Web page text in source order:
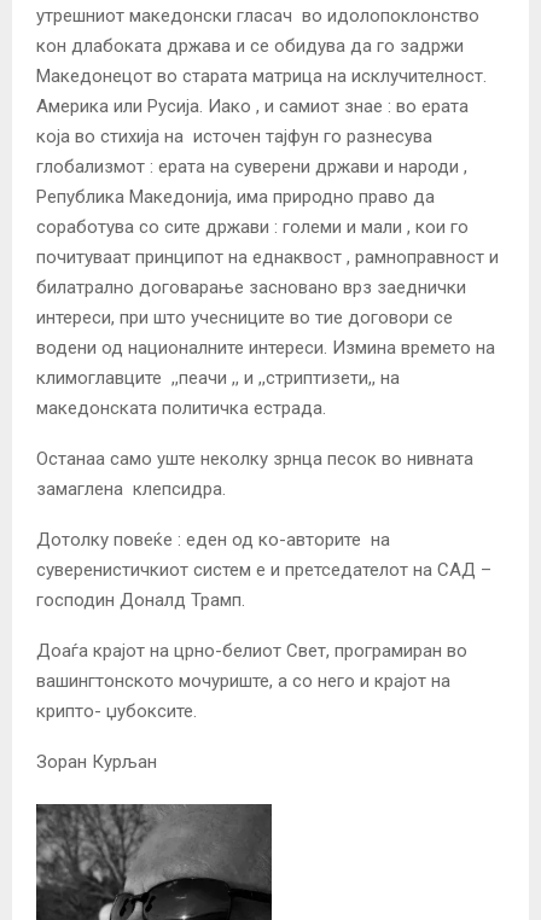
утрешниот македонски гласач во идолопоклонство
кон длабоката држава и се обидува да го задржи
Македонецот во старата матрица на исклучителност.
Америка или Русиjа. Иако , и самиот знае : во ерата
коjа во стихиjа на источен таjфун го разнесува
глобализмот : ерата на суверени држави и народи ,
Република Македониjа, има природно право да
соработува со сите држави : големи и мали , кои го
почитуваат принципот на еднаквост , рамноправност и
билатрално договарање засновано врз заеднички
интереси, при што учесниците во тие договори се
водени од националните интереси. Измина времето на
климоглавците ,,пеачи ,, и ,,стриптизети,, на
македонската политичка естрада.
Останаа само уште неколку зрнца песок во нивната
замаглена клепсидра.
Дотолку повеќе : еден од ко-авторите на
суверенистичкиот систем е и претседателот на САД –
господин Доналд Трамп.
Доаѓа крајот на црно-белиот Свет, програмиран во
вашингтонското мочуриште, а со него и краjот на
крипто- џубоксите.
Зоран Курљан